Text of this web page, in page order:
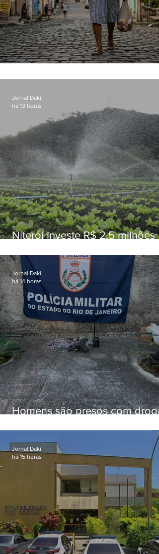
Niterói investe R$ 2,5 milhões
familiar para merenda escolar
Jornal Daki
há 13 horas
Homens são presos com
Jornal Daki
há 14 horas
Jornal Daki
há 15 horas